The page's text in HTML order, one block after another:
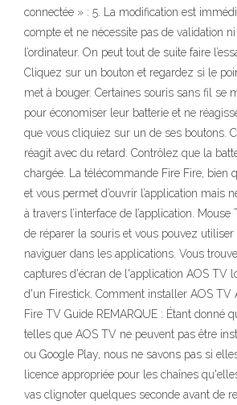
connectée » : 5. La modification est
compte et ne nécessite pas de validation
l’ordinateur. On peut tout de suite faire
Cliquez sur un bouton et regardez si le
met à bouger. Certaines souris sans fil se
pour économiser leur batterie et ne
que vous cliquiez sur un de ses boutons.
réagit avec du retard. Contrôlez que la
chargée. La télécommande Fire Fire, bien
et vous permet d’ouvrir l’application mais
à travers l’interface de l’application.
de réparer la souris et vous pouvez
naviguer dans les applications. Vous
captures d'écran de l'application AOS TV
d'un Firestick. Comment installer AOS TV
Fire TV Guide REMARQUE : Étant donné
telles que AOS TV ne peuvent pas être
ou Google Play, nous ne savons pas si
licence appropriée pour les chaînes
vas clignoter quelques seconde avant de